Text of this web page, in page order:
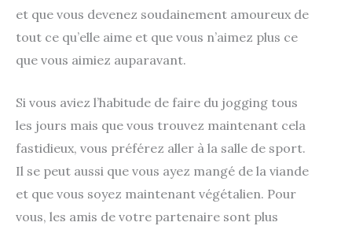
et que vous devenez soudainement amoureux de
tout ce qu’elle aime et que vous n’aimez plus ce
que vous aimiez auparavant.
Si vous aviez l’habitude de faire du jogging tous
les jours mais que vous trouvez maintenant cela
fastidieux, vous préférez aller à la salle de sport.
Il se peut aussi que vous ayez mangé de la viande
et que vous soyez maintenant végétalien. Pour
vous, les amis de votre partenaire sont plus